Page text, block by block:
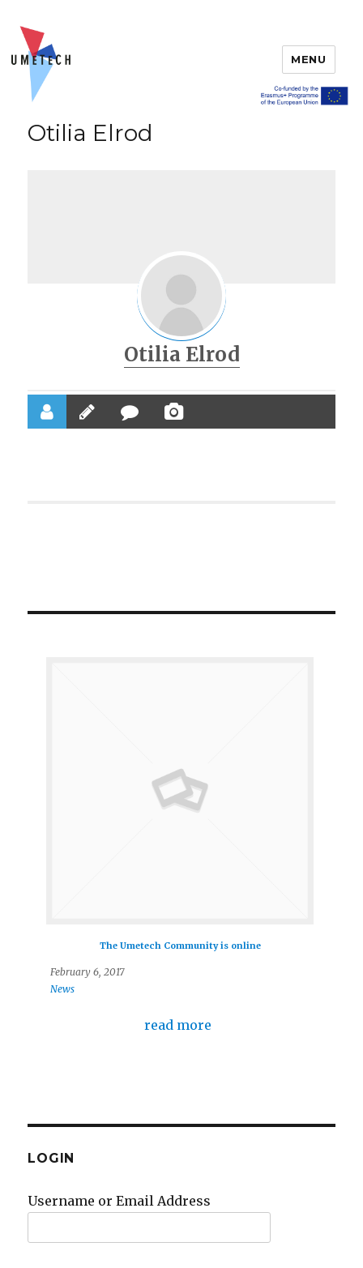
MENU
Otilia Elrod
Otilia Elrod
The Umetech Community is online
February 6, 2017
News
read more
LOGIN
Username or Email Address